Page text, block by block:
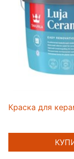
мат ВС 0,9л
Краска для